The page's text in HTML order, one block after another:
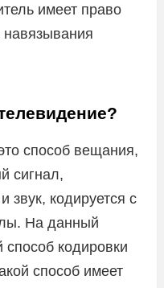
имеет право
способ вещания,
сигнал,
кодируется с
На данный
кодировки
способ имеет